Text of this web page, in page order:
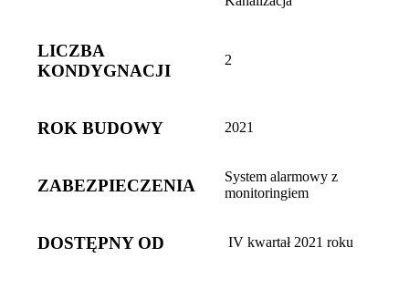
LICZBA
KONDYGNACJI
2
ROK BUDOWY 2021
ZABEZPIECZENIA
System alarmowy z
monitoringiem
DOSTĘPNY OD IV kwartał 2021 roku